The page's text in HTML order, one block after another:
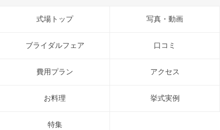
式場トップ 写真・動画
ブライダルフェア 口コミ
費用プラン アクセス
お料理 挙式実例
特集